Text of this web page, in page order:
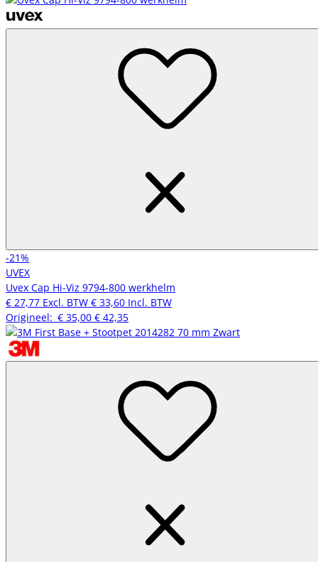
-21%
UVEX
Uvex Cap Hi-Viz 9794-800 werkhelm
€ 27,77 Excl. BTW € 33,60 Incl. BTW
Origineel: € 35,00 € 42,35